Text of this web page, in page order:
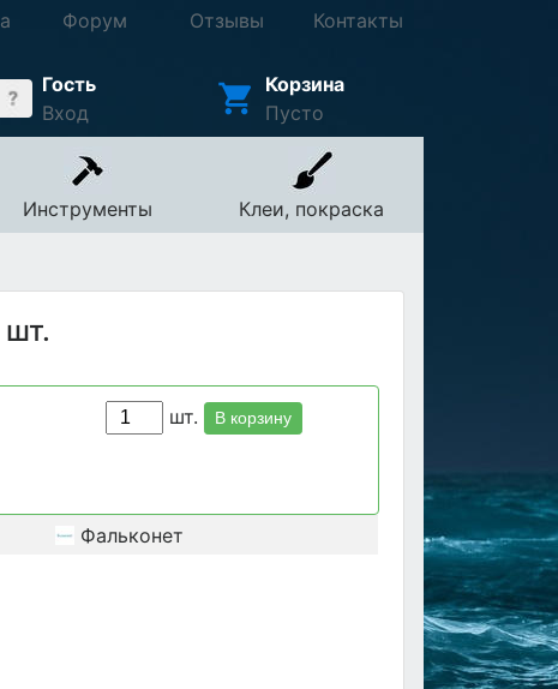
Форум Отзывы Контакты
Гость
Вход
Корзина
Пусто
Инструменты
Клеи, покраска
шт. В корзину
Фальконет